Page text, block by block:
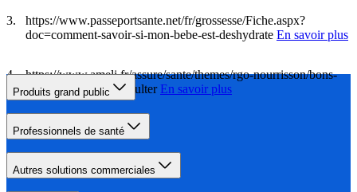
https://www.passeportsante.net/fr/grossesse/Fiche.aspx?
doc=comment-savoir-si-mon-bebe-est-deshydrate En savoir plus
https://www.ameli.fr/assure/sante/themes/rgo-nourrisson/bons-
reflexes-cas-faut-consulter En savoir plus
Produits grand public
Professionnels de santé
Autres solutions commerciales